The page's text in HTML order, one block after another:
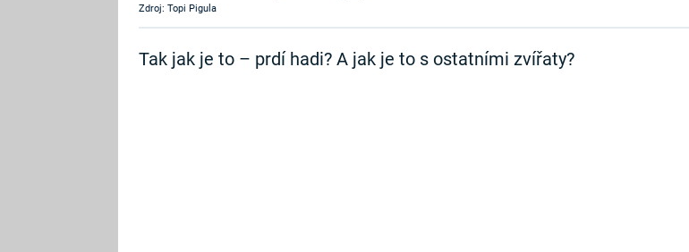
Zdroj: Topi Pigula
Tak jak je to – prdí hadi? A jak je to s ostatními zvířaty?